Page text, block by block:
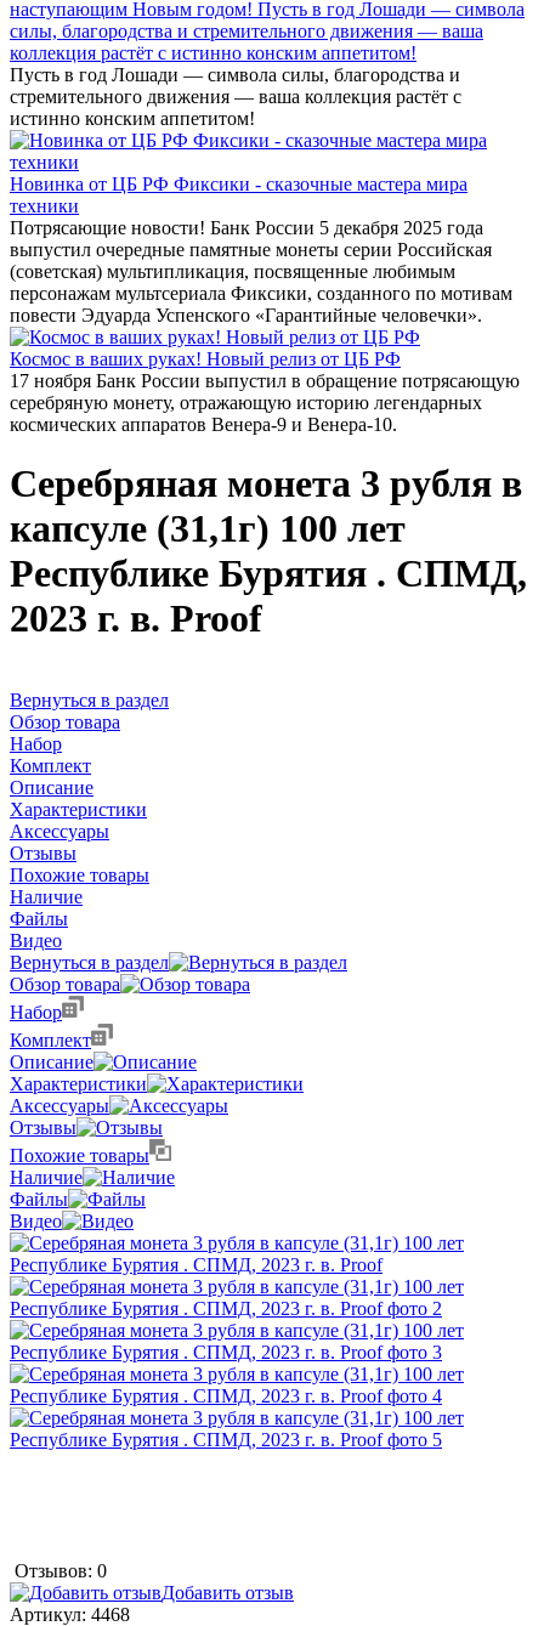
наступающим Новым годом! Пусть в год Лошади — символа
силы, благородства и стремительного движения — ваша
коллекция растёт с истинно конским аппетитом!
Пусть в год Лошади — символа силы, благородства и
стремительного движения — ваша коллекция растёт с
истинно конским аппетитом!
Новинка от ЦБ РФ Фиксики - сказочные мастера мира
техники
Потрясающие новости! Банк России 5 декабря 2025 года
выпустил очередные памятные монеты серии Российская
(советская) мультипликация, посвященные любимым
персонажам мультсериала Фиксики, созданного по мотивам
повести Эдуарда Успенского «Гарантийные человечки».
Космос в ваших руках! Новый релиз от ЦБ РФ
17 ноября Банк России выпустил в обращение потрясающую
серебряную монету, отражающую историю легендарных
космических аппаратов Венера-9 и Венера-10.
Серебряная монета 3 рубля в
капсуле (31,1г) 100 лет
Республике Бурятия . СПМД,
2023 г. в. Proof
Вернуться в раздел
Обзор товара
Набор
Комплект
Описание
Характеристики
Аксессуары
Отзывы
Похожие товары
Наличие
Файлы
Видео
Вернуться в раздел
Обзор товара
Набор
Комплект
Описание
Характеристики
Аксессуары
Отзывы
Похожие товары
Наличие
Файлы
Видео
Отзывов: 0
Добавить отзыв
Артикул: 4468